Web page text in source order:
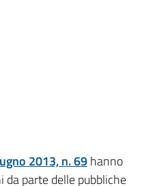
2013, n. 69hanno
parte delle pubbliche